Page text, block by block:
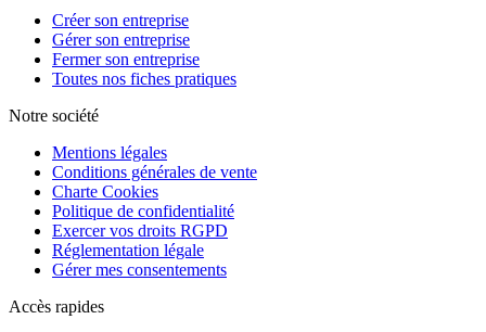
Créer son entreprise
Gérer son entreprise
Fermer son entreprise
Toutes nos fiches pratiques
Notre société
Mentions légales
Conditions générales de vente
Charte Cookies
Politique de confidentialité
Exercer vos droits RGPD
Réglementation légale
Gérer mes consentements
Accès rapides